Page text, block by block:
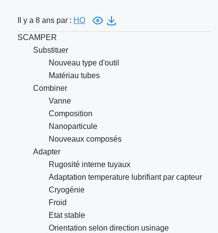
Il y a 8 ans par : HO
SCAMPER
Substituer
Nouveau type d'outil
Matériau tubes
Combiner
Vanne
Composition
Nanoparticule
Nouveaux composés
Adapter
Rugosité interne tuyaux
Adaptation temperature lubrifiant par capteur
Cryogénie
Froid
Etat stable
Orientation selon direction usinage